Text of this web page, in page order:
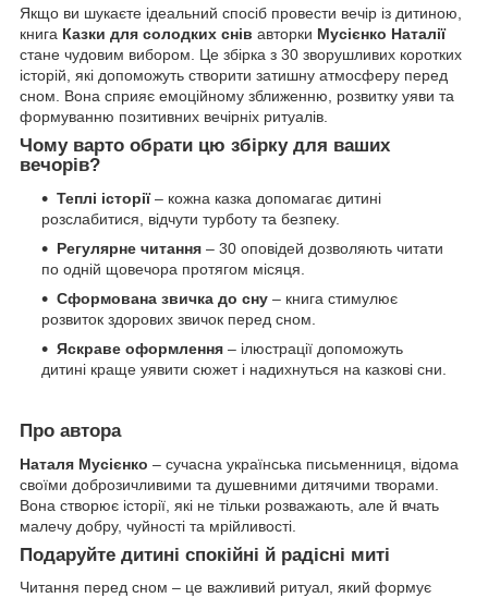
Якщо ви шукаєте ідеальний спосіб провести вечір із дитиною,
книга Казки для солодких снів авторки Мусієнко Наталії
стане чудовим вибором. Це збірка з 30 зворушливих коротких
історій, які допоможуть створити затишну атмосферу перед
сном. Вона сприяє емоційному зближенню, розвитку уяви та
формуванню позитивних вечірніх ритуалів.
Чому варто обрати цю збірку для ваших
вечорів?
Теплі історії– кожна казка допомагає дитині
розслабитися, відчути турботу та безпеку.
Регулярне читання – 30 оповідей дозволяють читати
по одній щовечора протягом місяця.
Сформована звичка до сну – книга стимулює
розвиток здорових звичок перед сном.
Яскраве оформлення – ілюстрації допоможуть
дитині краще уявити сюжет і надихнуться на казкові сни.
Про автора
Наталя Мусієнко – сучасна українська письменниця, відома
своїми доброзичливими та душевними дитячими творами.
Вона створює історії, які не тільки розважають, але й вчать
малечу добру, чуйності та мрійливості.
Подаруйте дитині спокійні й радісні миті
Читання перед сном – це важливий ритуал, який формує